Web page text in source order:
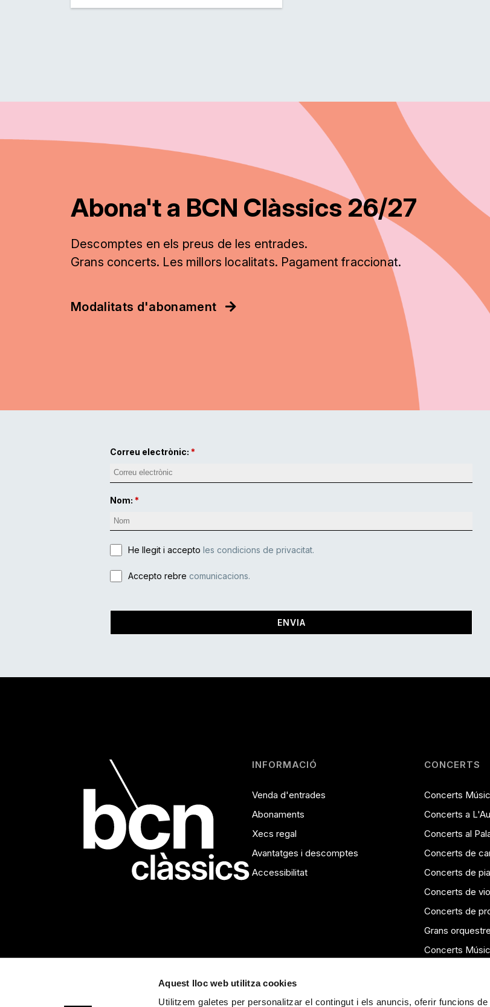
Aquest lloc web utilitza cookies
Utilitzem galetes per personalitzar el contingut i els anuncis, oferir funcions
Abona't a BCN Clàssics 26/27
Descomptes en els preus de les entrades.
Grans concerts. Les millors localitats. Pagament fraccionat.
Modalitats d'abonament
Correu electrònic:
Nom:
He llegit i accepto les condicions de privacitat.
Accepto rebre comunicacions.
ENVIA
INFORMACIÓ
Venda d'entrades
Abonaments
Xecs regal
Avantatges i descomptes
Accessibilitat
CONCERTS
Concerts
Concerts a
Concerts al
Concerts de
Concerts de
Concerts de
Concerts de
Grans
Concerts